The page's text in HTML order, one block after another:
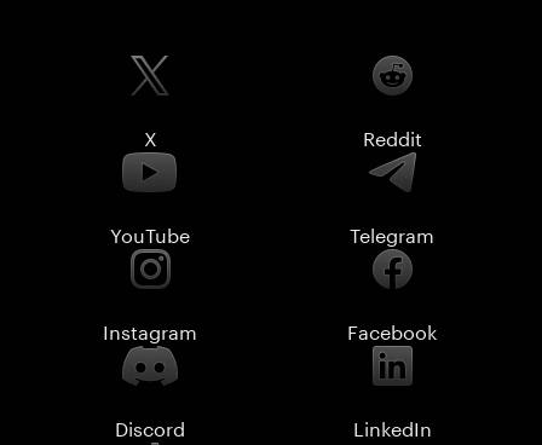
X Reddit
YouTube Telegram
Instagram Facebook
Discord LinkedIn